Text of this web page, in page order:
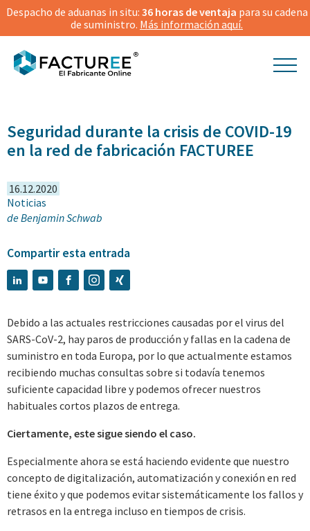
Despacho de aduanas in situ: 36 horas de ventaja para su cadena
de suministro. Más información aquí.
© Dmitry Kalinovsky | Shutterstock
Seguridad durante la crisis de COVID-19
en la red de fabricación FACTUREE
16.12.2020
Noticias
deBenjamin Schwab
Compartir esta entrada
Debido a las actuales restricciones causadas por el virus del
SARS-CoV-2, hay paros de producción y fallas en la cadena de
suministro en toda Europa, por lo que actualmente estamos
recibiendo muchas consultas sobre si todavía tenemos
suficiente capacidad libre y podemos ofrecer nuestros
habituales cortos plazos de entrega.
Ciertamente, este sigue siendo el caso.
Especialmente ahora se está haciendo evidente que nuestro
concepto de digitalización, automatización y conexión en red
tiene éxito y que podemos evitar sistemáticamente los fallos y
retrasos en la entrega incluso en tiempos de crisis.